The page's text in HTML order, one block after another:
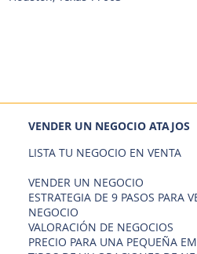
VENDER UN NEGOCIO ATAJOS
LISTA TU NEGOCIO EN VENTA
VENDER UN NEGOCIO
ESTRATEGIA DE 9 PASOS PARA
NEGOCIO
VALORACIÓN DE NEGOCIOS
PRECIO PARA UNA PEQUEÑA